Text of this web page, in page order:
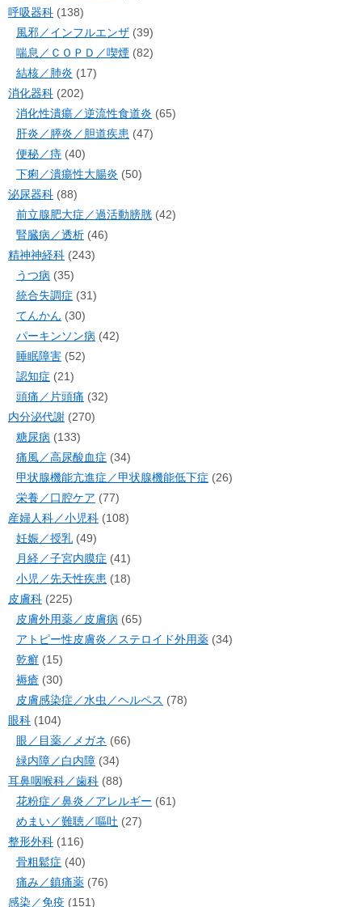
呼吸器科 (138)
風邪／インフルエンザ (39)
喘息／ＣＯＰＤ／喫煙 (82)
結核／肺炎 (17)
消化器科 (202)
消化性潰瘍／逆流性食道炎 (65)
肝炎／膵炎／胆道疾患 (47)
便秘／痔 (40)
下痢／潰瘍性大腸炎 (50)
泌尿器科 (88)
前立腺肥大症／過活動膀胱 (42)
腎臓病／透析 (46)
精神神経科 (243)
うつ病 (35)
統合失調症 (31)
てんかん (30)
パーキンソン病 (42)
睡眠障害 (52)
認知症 (21)
頭痛／片頭痛 (32)
内分泌代謝 (270)
糖尿病 (133)
痛風／高尿酸血症 (34)
甲状腺機能亢進症／甲状腺機能低下症 (26)
栄養／口腔ケア (77)
産婦人科／小児科 (108)
妊娠／授乳 (49)
月経／子宮内膜症 (41)
小児／先天性疾患 (18)
皮膚科 (225)
皮膚外用薬／皮膚病 (65)
アトピー性皮膚炎／ステロイド外用薬 (34)
乾癬 (15)
褥瘡 (30)
皮膚感染症／水虫／ヘルペス (78)
眼科 (104)
眼／目薬／メガネ (66)
緑内障／白内障 (34)
耳鼻咽喉科／歯科 (88)
花粉症／鼻炎／アレルギー (61)
めまい／難聴／嘔吐 (27)
整形外科 (116)
骨粗鬆症 (40)
痛み／鎮痛薬 (76)
感染／免疫 (151)